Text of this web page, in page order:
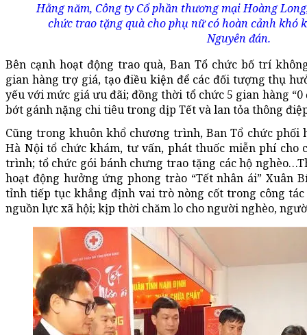
Hằng năm, Công ty Cổ phần thương mại Hoàng
chức trao tặng quà cho phụ nữ có hoàn cảnh khó
Nguyên đán.
Bên cạnh hoạt động trao quà, Ban Tổ chức bố trí
gian hàng trợ giá, tạo điều kiện để các đối tượng thụ
yếu với mức giá ưu đãi; đồng thời tổ chức 5 gian hàng
bớt gánh nặng chi tiêu trong dịp Tết và lan tỏa thông
Cũng trong khuôn khổ chương trình, Ban Tổ chức phối
Hà Nội tổ chức khám, tư vấn, phát thuốc miễn phí cho
trình; tổ chức gói bánh chưng trao tặng các hộ
hoạt động hưởng ứng phong trào “Tết nhân ái” Xuân
tỉnh tiếp tục khẳng định vai trò nòng cốt trong công
nguồn lực xã hội; kịp thời chăm lo cho người nghèo,